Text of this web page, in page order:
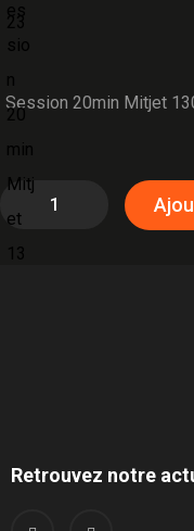
Session 20min Mitjet
quantité
de
Mitjet
Retrouvez notre